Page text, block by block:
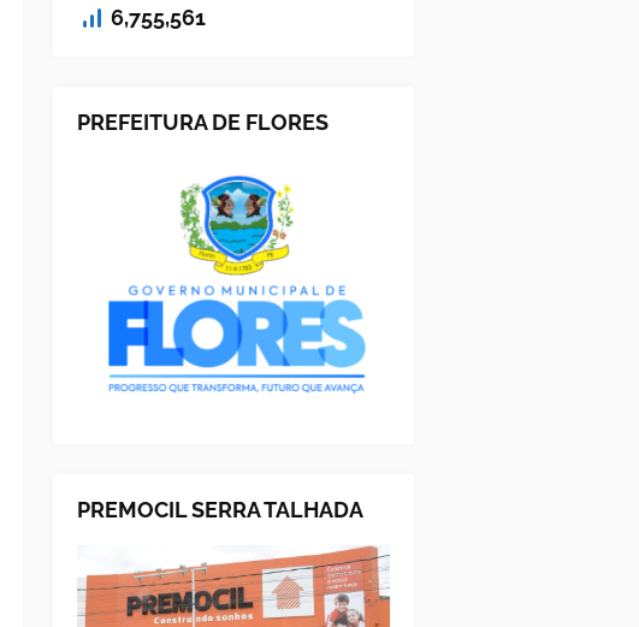
6,755,561
PREFEITURA DE FLORES
PREMOCIL SERRA TALHADA